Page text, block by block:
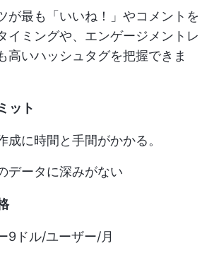
が最も「いいね！」やコメントを
イミングや、エンゲージメントレ
高いハッシュタグを把握できま
ット
成に時間と手間がかかる。
データに深みがない
9ドル/ユーザー/月